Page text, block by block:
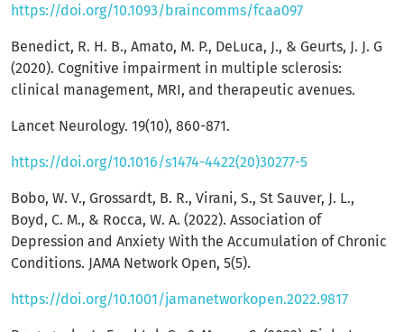
https://doi.org/10.1093/braincomms/fcaa097
Benedict, R. H. B., Amato, M. P., DeLuca, J., & Geurts, J. J. G
(2020). Cognitive impairment in multiple sclerosis:
clinical management, MRI, and therapeutic avenues.
Lancet Neurology. 19(10), 860-871.
https://doi.org/10.1016/s1474-4422(20)30277-5
Bobo, W. V., Grossardt, B. R., Virani, S., St Sauver, J. L.,
Boyd, C. M., & Rocca, W. A. (2022). Association of
Depression and Anxiety With the Accumulation of Chronic
Conditions. JAMA Network Open, 5(5).
https://doi.org/10.1001/jamanetworkopen.2022.9817